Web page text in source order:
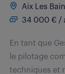
Aix Les
34 000 € /
En tant que
le pilotage
techniques et